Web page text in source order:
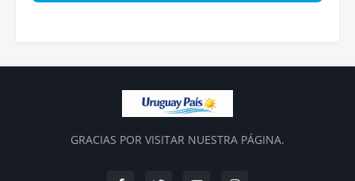
GRACIAS POR VISITAR NUESTRA PÁGINA.